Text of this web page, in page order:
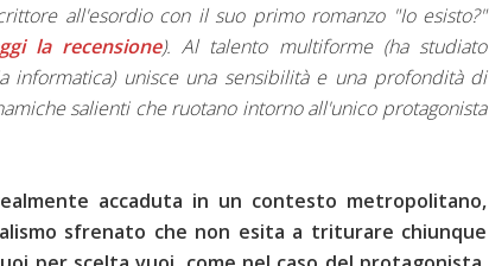
all'esordio con il suo primo romanzo "Io esisto?"
la recensione). Al talento multiforme (ha studiato
unisce una sensibilità e una profondità di
salienti che ruotano intorno all'unico protagonista
accaduta in un contesto metropolitano,
sfrenato che non esita a triturare chiunque